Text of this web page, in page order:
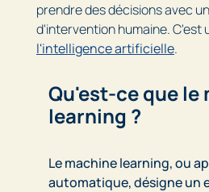
prendre des décisions avec
d'intervention humaine. C'est
l'intelligence artificielle.
Qu'est-ce que le
learning ?
Lemachine learning, ou
automatique, désigne un